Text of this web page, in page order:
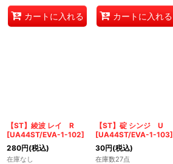
カートに入れる カートに入れる
【ST】綾波 レイ R
[UA44ST/EVA-1-102]
280円(税込)
在庫なし
【ST】碇 シンジ U
[UA44ST/EVA-1-103]
30円(税込)
在庫数27点